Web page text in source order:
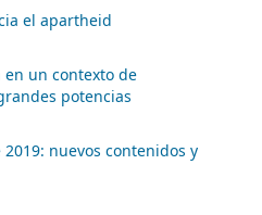
el apartheid
un contexto de
potencias
nuevos contenidos y